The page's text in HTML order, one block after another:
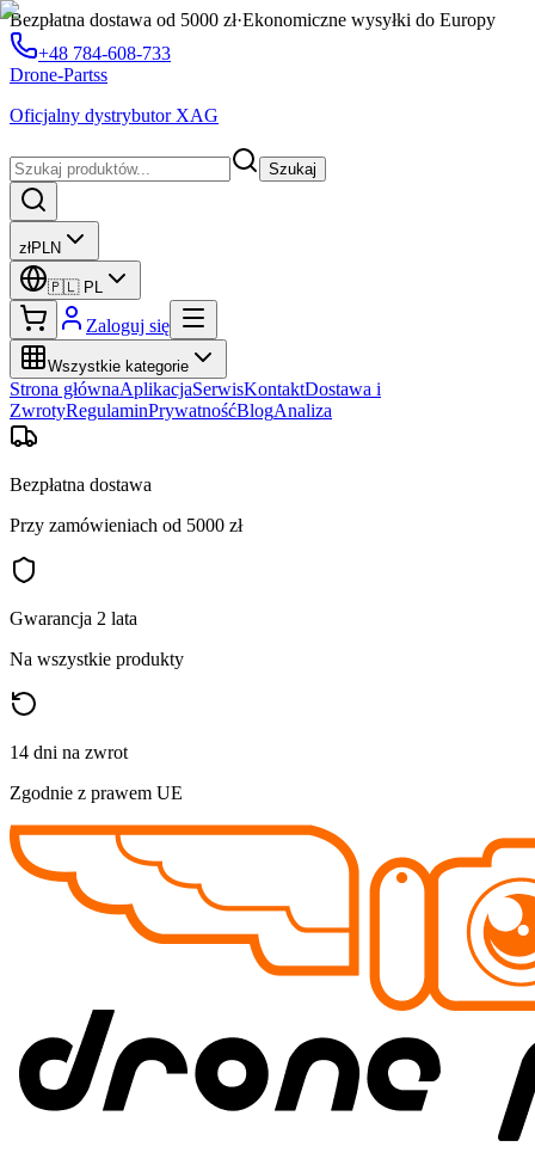
Bezpłatna dostawa od 5000 zł·Ekonomiczne wysyłki do Europy
+48 784-608-733
Drone-Partss
Oficjalny dystrybutor XAG
Szukaj
złPLN
🇵🇱 PL
Zaloguj się
Wszystkie kategorie
Strona głównaAplikacjaSerwisKontaktDostawa i
ZwrotyRegulaminPrywatnośćBlogAnaliza
Bezpłatna dostawa
Przy zamówieniach od 5000 zł
Gwarancja 2 lata
Na wszystkie produkty
14 dni na zwrot
Zgodnie z prawem UE